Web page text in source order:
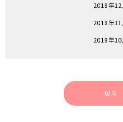
2018年12
2018年11
2018年10
戻る